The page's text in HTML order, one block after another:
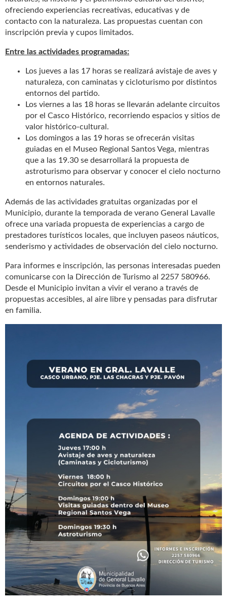
ofreciendo experiencias recreativas, educativas y de
contacto con la naturaleza. Las propuestas cuentan con
inscripción previa y cupos limitados.
Entre las actividades programadas:
Los jueves a las 17 horas se realizará avistaje de aves y
naturaleza, con caminatas y cicloturismo por distintos
entornos del partido.
Los viernes a las 18 horas se llevarán adelante circuitos
por el Casco Histórico, recorriendo espacios y sitios de
valor histórico-cultural.
Los domingos a las 19 horas se ofrecerán visitas
guiadas en el Museo Regional Santos Vega, mientras
que a las 19.30 se desarrollará la propuesta de
astroturismo para observar y conocer el cielo nocturno
en entornos naturales.
Además de las actividades gratuitas organizadas por el
Municipio, durante la temporada de verano General Lavalle
ofrece una variada propuesta de experiencias a cargo de
prestadores turísticos locales, que incluyen paseos náuticos,
senderismo y actividades de observación del cielo nocturno.
Para informes e inscripción, las personas interesadas pueden
comunicarse con la Dirección de Turismo al 2257 580966.
Desde el Municipio invitan a vivir el verano a través de
propuestas accesibles, al aire libre y pensadas para disfrutar
en familia.